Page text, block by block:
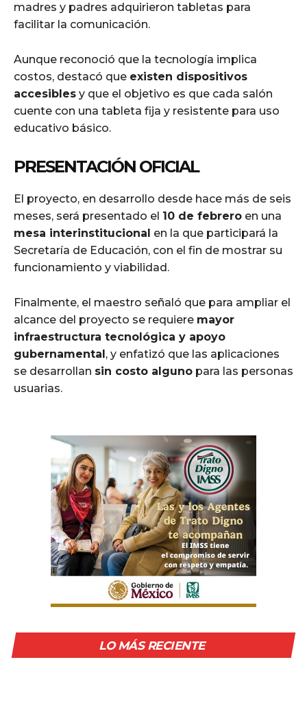
madres y padres adquirieron tabletas para
facilitar la comunicación.
Aunque reconoció que la tecnología implica
costos, destacó que existen dispositivos
accesibles y que el objetivo es que cada salón
cuente con una tableta fija y resistente para uso
educativo básico.
PRESENTACIÓN OFICIAL
El proyecto, en desarrollo desde hace más de seis
meses, será presentado el 10 de febrero en una
mesa interinstitucional en la que participará la
Secretaría de Educación, con el fin de mostrar su
funcionamiento y viabilidad.
Finalmente, el maestro señaló que para ampliar el
alcance del proyecto se requiere mayor
infraestructura tecnológica y apoyo
gubernamental, y enfatizó que las aplicaciones
se desarrollan sin costo alguno para las personas
usuarias.
LO MÁS RECIENTE